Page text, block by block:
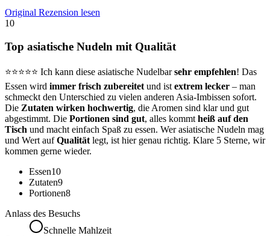
Original Rezension lesen
10
Top asiatische Nudeln mit Qualität
⭐⭐⭐⭐⭐ Ich kann diese asiatische Nudelbarsehr empfehlen! Das
Essen wird immer frisch zubereitet und ist extrem lecker – man
schmeckt den Unterschied zu vielen anderen Asia-Imbissen sofort.
Die Zutaten wirken hochwertig, die Aromen sind klar und gut
abgestimmt. Die Portionen sind gut, alles kommt heiß auf den
Tisch und macht einfach Spaß zu essen. Wer asiatische Nudeln mag
und Wert aufQualität legt, ist hier genau richtig. Klare 5 Sterne, wir
kommen gerne wieder.
Essen10
Zutaten9
Portionen8
Anlass des Besuchs
Schnelle Mahlzeit